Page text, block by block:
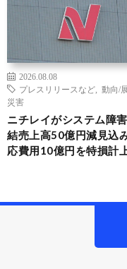
2026.08.08
プレスリリースなど
動向/
災害
ニチレイがシステム障
結売上高50億円減見込
応費用10億円を特損計